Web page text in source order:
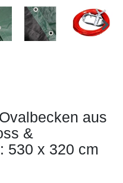
aus
&
530 x 320 cm